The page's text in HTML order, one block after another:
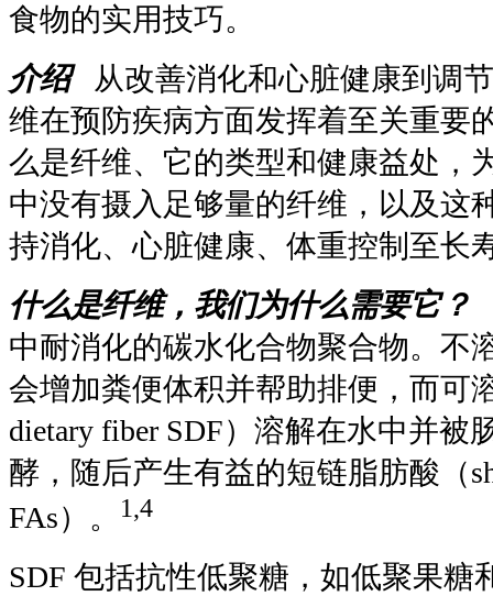
食物的实用技巧。
介绍从改善消化和心脏健康到调
维在预防疾病方面发挥着至关重要
么是纤维、它的类型和健康益处，
中没有摄入足够量的纤维，以及这
持消化、心脏健康、体重控制至长
什么是纤维，我们为什么需要它？
中耐消化的碳水化合物聚合物。不
会增加粪便体积并帮助排便，而可
dietary fiber SDF）溶解在水中并被
酵，随后产生有益的短链脂肪酸（
FAs）。
1,4
SDF 包括抗性低聚糖，如低聚果糖